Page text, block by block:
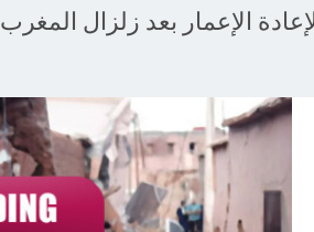
الإعمار بعد زلزال المغرب